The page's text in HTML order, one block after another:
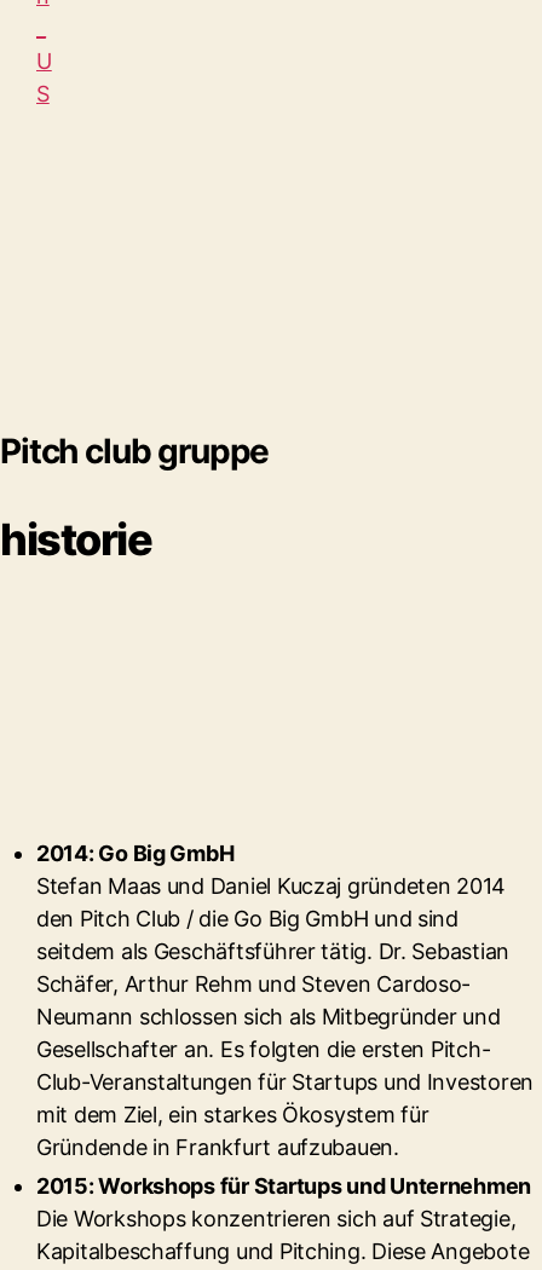
Pitch club gruppe
historie
2014: Go Big GmbH
Stefan Maas und Daniel Kuczaj gründeten 2014
den Pitch Club / die Go Big GmbH und sind
seitdem als Geschäftsführer tätig. Dr. Sebastian
Schäfer, Arthur Rehm und Steven Cardoso-
Neumann schlossen sich als Mitbegründer und
Gesellschafter an. Es folgten die ersten Pitch-
Club-Veranstaltungen für Startups und Investoren
mit dem Ziel, ein starkes Ökosystem für
Gründende in Frankfurt aufzubauen.
2015: Workshops für Startups und Unternehmen
Die Workshops konzentrieren sich auf Strategie,
Kapitalbeschaffung und Pitching. Diese Angebote